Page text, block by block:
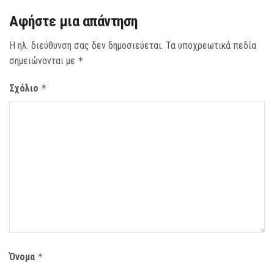
Αφήστε μια απάντηση
Η ηλ. διεύθυνση σας δεν δημοσιεύεται. Τα υποχρεωτικά πεδία
σημειώνονται με *
Σχόλιο *
Όνομα *